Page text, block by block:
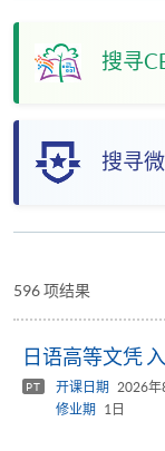
搜寻
搜寻
596 项结果
日语高等文凭
PT 开课日期
2026年
修业期
1日